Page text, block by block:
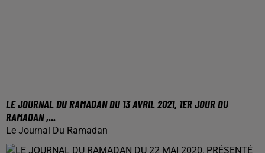
LE JOURNAL DU RAMADAN DU 13 AVRIL 2021, 1ER JOUR DU
RAMADAN ,...
Le Journal Du Ramadan